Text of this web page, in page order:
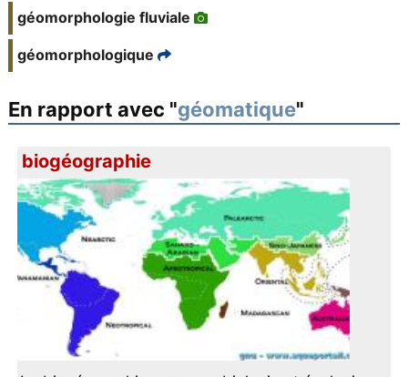
géomorphologie fluviale
géomorphologique
En rapport avec "géomatique"
biogéographie